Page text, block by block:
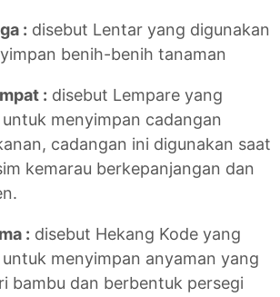
: disebut Lentar yang digunakan
benih-benih tanaman
: disebut Lempare yang
menyimpan cadangan
cadangan ini digunakan saat
kemarau berkepanjangan dan
: disebut Hekang Kode yang
menyimpan anyaman yang
bambu dan berbentuk persegi